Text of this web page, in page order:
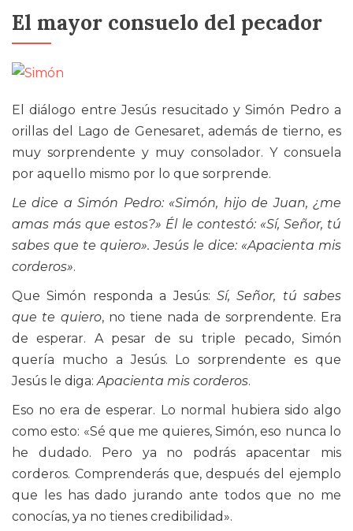
El mayor consuelo del pecador
El diálogo entre Jesús resucitado y Simón Pedro a
orillas del Lago de Genesaret, además de tierno, es
muy sorprendente y muy consolador. Y consuela
por aquello mismo por lo que sorprende.
Le dice a Simón Pedro: «Simón, hijo de Juan, ¿me
amas más que estos?» Él le contestó: «Sí, Señor, tú
sabes que te quiero». Jesús le dice: «Apacienta mis
corderos».
Que Simón responda a Jesús: Sí, Señor, tú sabes
que te quiero, no tiene nada de sorprendente. Era
de esperar. A pesar de su triple pecado, Simón
quería mucho a Jesús. Lo sorprendente es que
Jesús le diga:Apacienta mis corderos.
Eso no era de esperar. Lo normal hubiera sido algo
como esto: «Sé que me quieres, Simón, eso nunca lo
he dudado. Pero ya no podrás apacentar mis
corderos. Comprenderás que, después del ejemplo
que les has dado jurando ante todos que no me
conocías, ya no tienes credibilidad».